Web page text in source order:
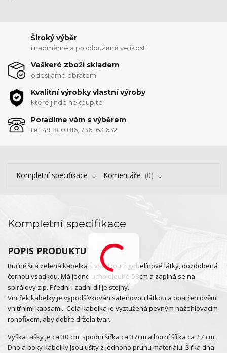
Široký výběr
i nadměrné a prodloužené velikosti
Veškeré zboží skladem
odesíláme obratem
Kvalitní výrobky vlastní výroby
které jinde nekoupíte
Poradíme vám s výběrem
tel. 491 810 816, 736 163 632
Kompletní specifikace Komentáře 0
Kompletní specifikace
POPIS PRODUKTU
Ručně šitá zelená kabelka s vsadkou z gobelínové látky, dozdobená
černou vsadkou. Má jedno ucho dlouhé 58cm a zapíná se na
spirálový zip. Přední i zadní díl je stejný.
Vnitřek kabelky je vypodšívkován satenovou látkou a opatřen dvěmi
vnitřními kapsami. Celá kabelka je vyztužená pevným nažehlovacím
ronofixem, aby dobře držela tvar.
Výška tašky je ca 30 cm, spodní šířka ca 37cm a horní šířka ca 27 cm.
Dno a boky kabelky jsou ušity z jednoho pruhu materiálu. Šířka dna